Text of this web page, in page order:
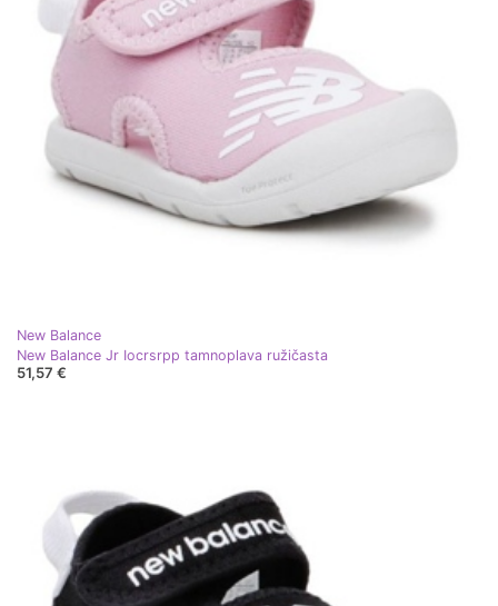
New Balance
New Balance Jr Iocrsrpp tamnoplava ružičasta
51,57 €